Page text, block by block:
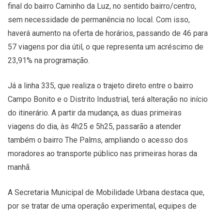
final do bairro Caminho da Luz, no sentido bairro/centro,
sem necessidade de permanência no local. Com isso,
haverá aumento na oferta de horários, passando de 46 para
57 viagens por dia útil, o que representa um acréscimo de
23,91% na programação.
Já a linha 335, que realiza o trajeto direto entre o bairro
Campo Bonito e o Distrito Industrial, terá alteração no início
do itinerário. A partir da mudança, as duas primeiras
viagens do dia, às 4h25 e 5h25, passarão a atender
também o bairro The Palms, ampliando o acesso dos
moradores ao transporte público nas primeiras horas da
manhã.
A Secretaria Municipal de Mobilidade Urbana destaca que,
por se tratar de uma operação experimental, equipes de